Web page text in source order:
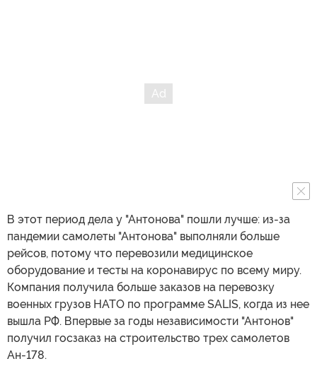
В этот период дела у "Антонова" пошли лучше: из-за
пандемии самолеты "Антонова" выполняли больше
рейсов, потому что перевозили медицинское
оборудование и тесты на коронавирус по всему миру.
Компания получила больше заказов на перевозку
военных грузов НАТО по программе SALIS, когда из нее
вышла РФ. Впервые за годы независимости "Антонов"
получил госзаказ на строительство трех самолетов
Ан-178.